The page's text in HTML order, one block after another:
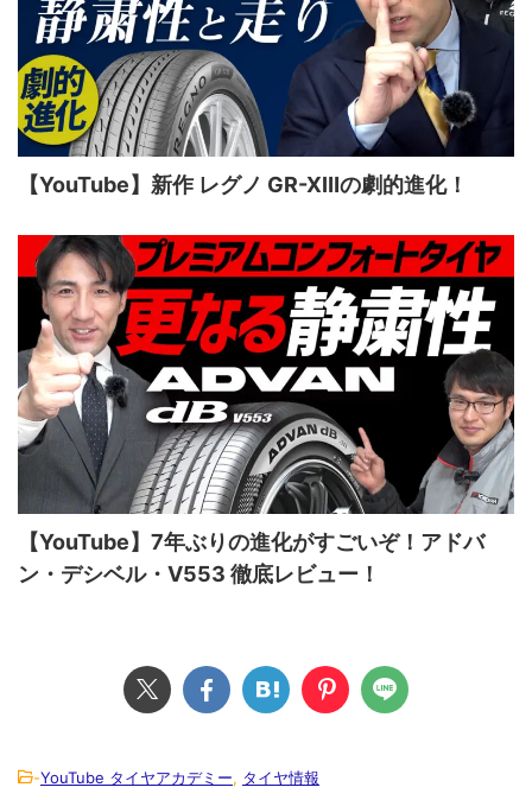
【YouTube】新作 レグノ GR-XⅢの劇的進化！
【YouTube】7年ぶりの進化がすごいぞ！アドバ
ン・デシベル・V553 徹底レビュー！
-YouTube タイヤアカデミー, タイヤ情報